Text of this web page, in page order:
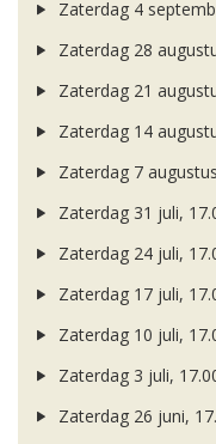
Zaterdag 4
Zaterdag 28
Zaterdag 21
Zaterdag 14
Zaterdag 7
Zaterdag 31 juli,
Zaterdag 24 juli,
Zaterdag 17 juli,
Zaterdag 10 juli,
Zaterdag 3 juli,
Zaterdag 26 juni,